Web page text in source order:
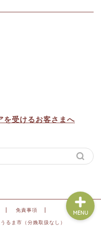
を受けるお客さまへ
免責事項
ま市（分娩取扱なし）
MENU